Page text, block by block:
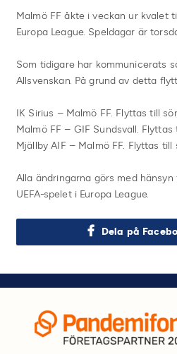
Malmö FF åkte i veckan ur kvalet
Europa League. Speldagar är
Som tidigare har kommunicerats
Allsvenskan. På grund av detta
IK Sirius – Malmö FF. Flyttas till
Malmö FF – GIF Sundsvall. Flyttas
Mjällby AIF – Malmö FF. Flyttas till
Alla ändringarna görs med
UEFA-spelet i Europa League.
Dela på